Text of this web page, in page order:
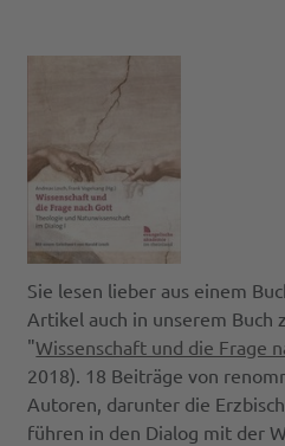
Sie lesen lieber aus einem
Artikel auch in unserem Buch
"Wissenschaft und die Frage
2018). 18 Beiträge von
Autoren, darunter die
führen in den Dialog mit der